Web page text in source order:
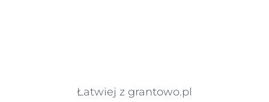
Łatwiej z grantowo.pl